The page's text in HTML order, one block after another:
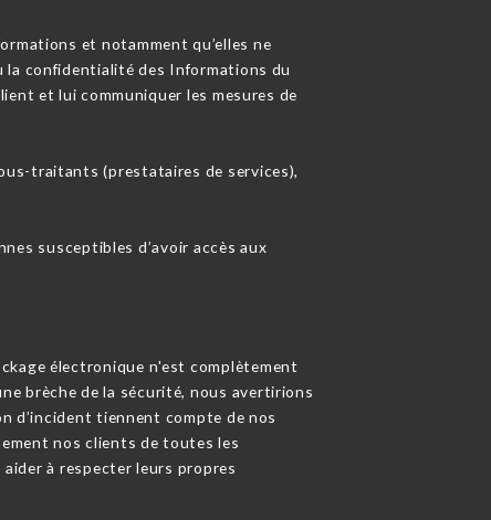
et notamment qu’elles ne
la confidentialité des Informations du
et lui communiquer les mesures de
traitants (prestataires de services),
susceptibles d’avoir accès aux
électronique n'est complètement
brèche de la sécurité, nous avertirions
d’incident tiennent compte de nos
nos clients de toutes les
à respecter leurs propres